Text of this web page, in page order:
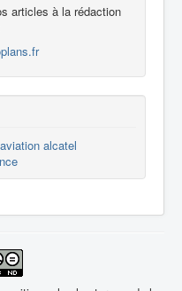
articles à la rédaction
aviation alcatel